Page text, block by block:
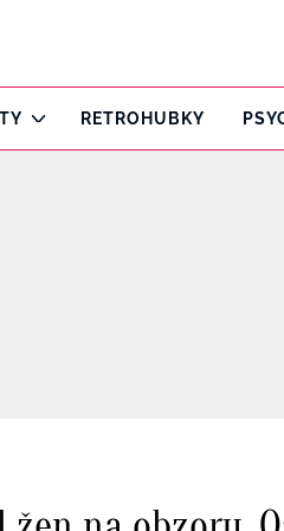
RETROHUBKY